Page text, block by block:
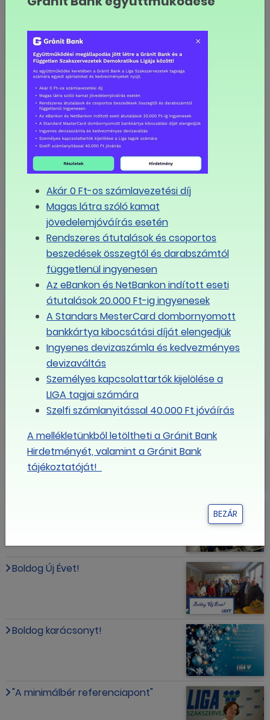
köszönhető, hogy a gyár túlélje a nehéz időszakot.
Emlékeztetett arra is, hogy a GFM-mel közösen
mentették meg a dunaújvárosi vasműt, és most
elkezdődhet a munka a fenntartható jövő érdekében.
Fábián Gergely kérdésre válaszolva megemlítette: a
zöld acél érdekében az új technológiára történő
átállás 18-24 hónap lehet. Azt is hozzátette, hogy
szerinte jó hír, hogy látni azt a trendet egész
Európában, hogy a zöld acélt Európa szerte
támogatják a kormányok és EU-források is
rendelkezésre állnak ebben a folyamatban. A kormány
is dolgozik ezen az ügyön - jelezte az államtitkár.
A gyár egyébként jelenleg augusztus óta áll, mivel a
jelenlegi gyenge acélipari környezetben a felszámoló
az új tulajdonos tudomásával arról döntött, hogy
leállítja a termelést. Az akkori hírek arról szóltak, hogy az
állás három hónapra szól.
MEGOSZTOM FACEBOOKON
LINK MÁSOLÁSA
LIGA
Mikor érheti el az egymillió forintot
az átlagfizetés Magyarországon?
Boldog Új Évet!
Boldog karácsonyt!
"A minimálbér referenciapont"
Akár 0 Ft-os számlavezetési díj
Magas látra szóló kamat
jövedelemjóváírás esetén
Rendszeres átutalások és csoportos
beszedések összegtől és darabszámtól
függetlenül ingyenesen
Az eBankon és NetBankon indított eseti
átutalások 20.000 Ft-ig ingyenesek
A Standars MesterCard dombornyomott
bankkártya kibocsátási díját elengedjük
Ingyenes devizaszámla és kedvezményes
devizaváltás
Személyes kapcsolattartók kijelölése a
LIGA tagjai számára
Szelfi számlanyitással 40.000 Ft jóváírás
A mellékletünkből letöltheti a Gránit Bank
Hirdetményét, valamint a Gránit Bank
tájékoztatóját!
BEZÁR